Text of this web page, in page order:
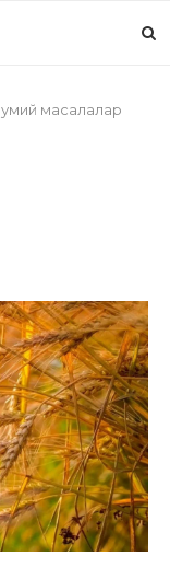
масалалар